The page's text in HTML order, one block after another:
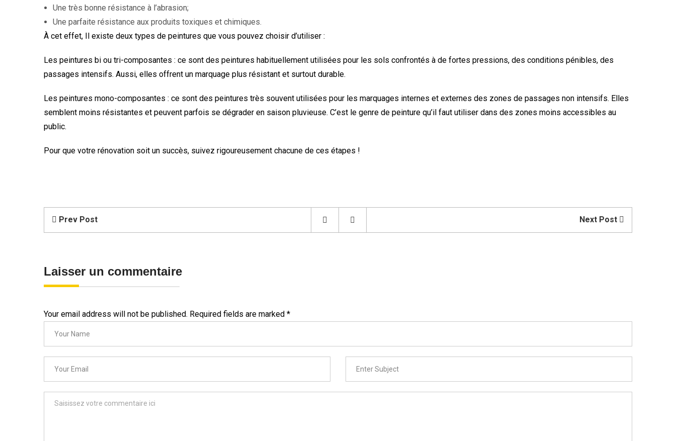
Une très bonne résistance à l’abrasion;
Une parfaite résistance aux produits toxiques et chimiques.
À cet effet, Il existe deux types de peintures que vous pouvez choisir d’utiliser :
Les peintures bi ou tri-composantes : ce sont des peintures habituellement utilisées pour les sols confrontés à de fortes pressions, des conditions pénibles, des
passages intensifs. Aussi, elles offrent un marquage plus résistant et surtout durable.
Les peintures mono-composantes : ce sont des peintures très souvent utilisées pour les marquages internes et externes des zones de passages non intensifs. Elles
semblent moins résistantes et peuvent parfois se dégrader en saison pluvieuse. C’est le genre de peinture qu’il faut utiliser dans des zones moins accessibles au
public.
Pour que votre rénovation soit un succès, suivez rigoureusement chacune de ces étapes !
Prev Post Next Post
Laisser un commentaire
Your email address will not be published. Required fields are marked *